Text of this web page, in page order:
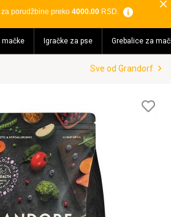
porudžbine preko 4000.00RSD.
mačke Igračke za pse Grebalice za
Sve od Grandorf